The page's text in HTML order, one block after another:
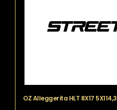
OZ Alleggerita HLT 8X17 5X114,3